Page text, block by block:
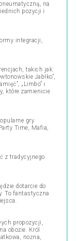
na
pozycji i
integracji,
takich jak:
Jabłko”,
„Limbo” i
które zamienicie
gry
Time, Mafia,
z tradycyjnego
dotarcie do
To fantastyczna
propozycji,
obozie. Król
nożna,